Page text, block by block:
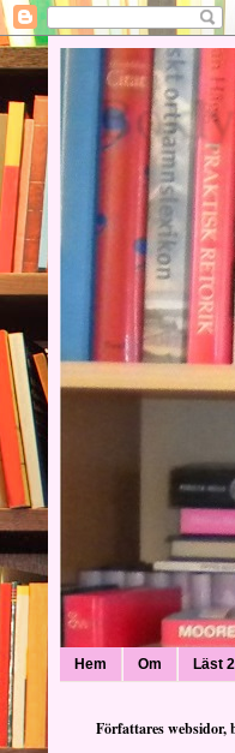
Hem Om Läst
Författares websidor,